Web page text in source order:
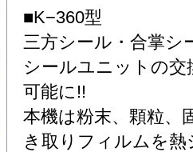
■K−360型
三方シール・合掌シ
シールユニットの
可能に!!
本機は粉末、顆粒、
き取りフィルムを